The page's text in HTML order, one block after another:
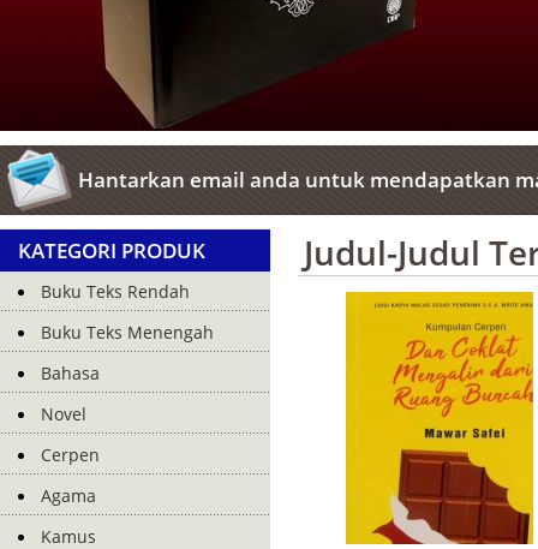
Hantarkan email anda untuk mendapatkan
KATEGORI PRODUK
Buku Teks Rendah
Buku Teks Menengah
Bahasa
Novel
Cerpen
Agama
Kamus
Judul-Judul